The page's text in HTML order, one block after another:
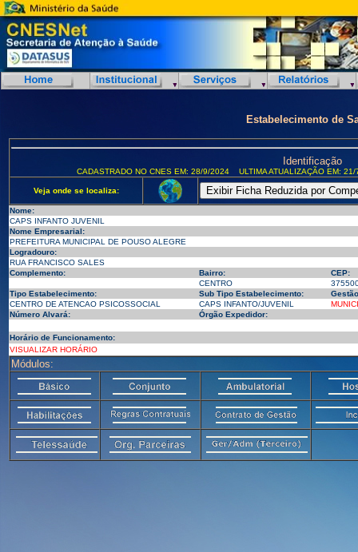
Estabelecimento de
Identificação
CADASTRADO NO CNES EM: 28/9/2024 ULTIMA ATUALIZAÇÃO EM:
Veja onde se localiza:
Nome:
CAPS INFANTO JUVENIL
Nome Empresarial:
PREFEITURA MUNICIPAL DE POUSO ALEGRE
Logradouro:
RUA FRANCISCO SALES
Complemento:
Bairro:
CEP:
CENTRO
Tipo Estabelecimento:
Sub Tipo Estabelecimento:
CENTRO DE ATENCAO PSICOSSOCIAL
CAPS INFANTO/JUVENIL
Número Alvará:
Órgão Expedidor:
Horário de Funcionamento:
VISUALIZAR HORÁRIO
Módulos: